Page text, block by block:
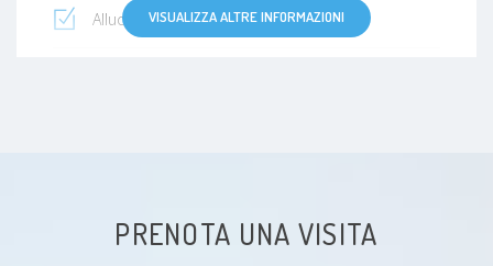
Alluce valgo
Iperidrosi
VISUALIZZA ALTRE INFORMAZIONI
PRENOTA UNA VISITA